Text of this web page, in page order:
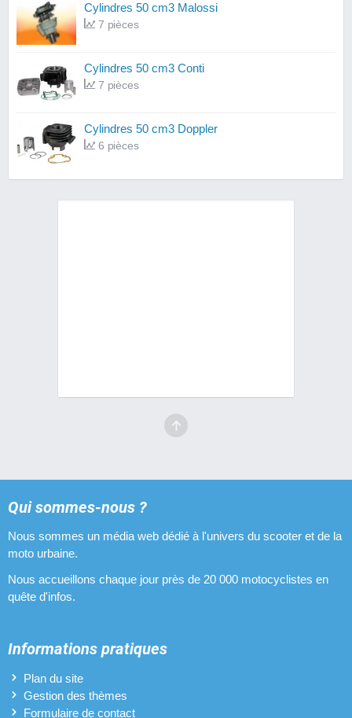
Cylindres 50 cm3 Malossi
7 pièces
Cylindres 50 cm3 Conti
7 pièces
Cylindres 50 cm3 Doppler
6 pièces
Cylindres 50 cm3 Stage6
4 pièces
Qui sommes-nous ?
Nous sommes un média web dédié à l'univers du scooter et de la
moto urbaine.
Nous accueillons chaque jour près de 20 000 motocyclistes en
quête d'infos.
Informations pratiques
Plan du site
Gestion des thèmes
Formulaire de contact